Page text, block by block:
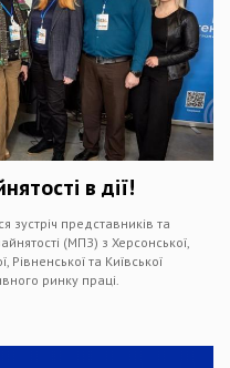
в дії!
зустріч представників та
(МПЗ) з Херсонської,
Рівненської та Київської
ринку праці.